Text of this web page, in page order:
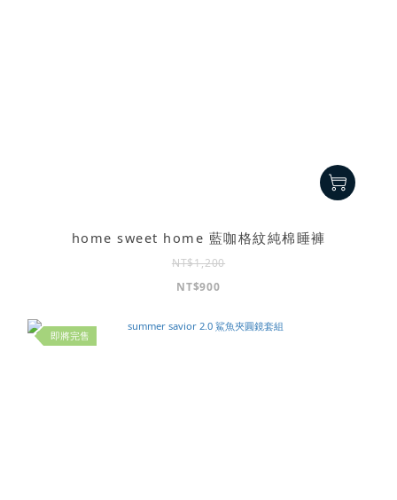
home sweet home 藍咖格紋純棉睡褲
NT$1,200
NT$900
即將完售